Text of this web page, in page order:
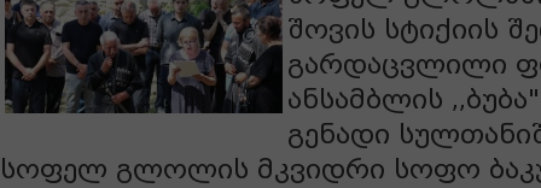
შოვის სტიქიის
გარდაცვლილი
ანსამბლის
გენადი
სოფელ გლოლის მკვიდრი სოფო